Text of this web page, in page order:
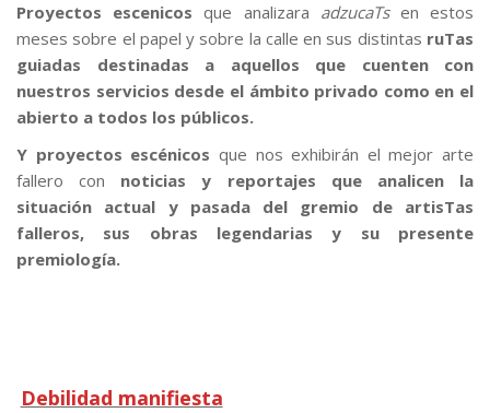
Proyectos escenicosque analizara adzucaTsen estos
meses sobre el papel y sobre la calle en sus distintas ruTas
guiadas destinadas a aquellos que cuenten con
nuestros servicios desde el ámbito privado como en el
abierto a todos los públicos.
Y proyectos escénicos que nos exhibirán el mejor arte
fallero con noticias y reportajes que analicen la
situación actual y pasada del gremio de artisTas
falleros, sus obras legendarias y su presente
premiología.
Debilidad manifiesta